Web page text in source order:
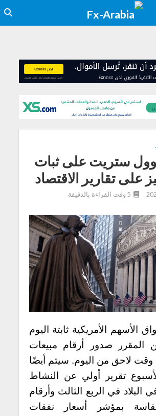
ستريت على ثبات
على تقارير الاقتصاد
5 وقت القراءة بالدقيقة
الأسهم الأمريكية ثابتة اليوم
المقرر صدور أرقام مبيعات
وقت لاحق من اليوم. سيتم أيضًا
تقرير أولي عن النشاط
البلاد في الربع الثالث وأرقام
بمؤشر أسعار نفقات